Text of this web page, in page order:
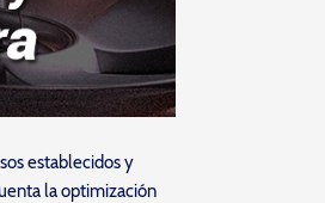
establecidos y
la optimización